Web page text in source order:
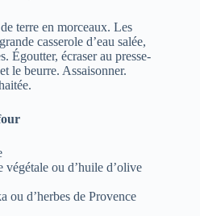
terre en morceaux. Les
casserole d’eau salée,
Égoutter, écraser au presse-
le beurre. Assaisonner.
végétale ou d’huile d’olive
ou d’herbes de Provence